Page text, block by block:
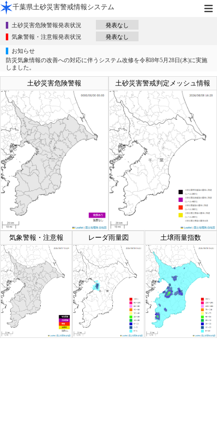
千葉県土砂災害警戒情報システム
土砂災害危険警報発表状況
気象警報・注意報発表状況
お知らせ
防災気象情報の改善への対応に伴うシステム改修を令和8年5月28日(木)に実施
しました。
土砂災害危険警報 土砂災害警戒判定メッシュ情報
気象警報・注意報 レーダ雨量図 土壌雨量指数